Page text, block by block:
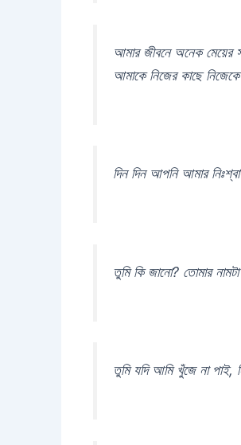
আমার জীবনে অনেক মেয়ের
আমাকে নিজের কাছে নিজেকে
দিন দিন আপনি আমার
তুমি কি জানো? তোমার
তুমি যদি আমি খুঁজে না